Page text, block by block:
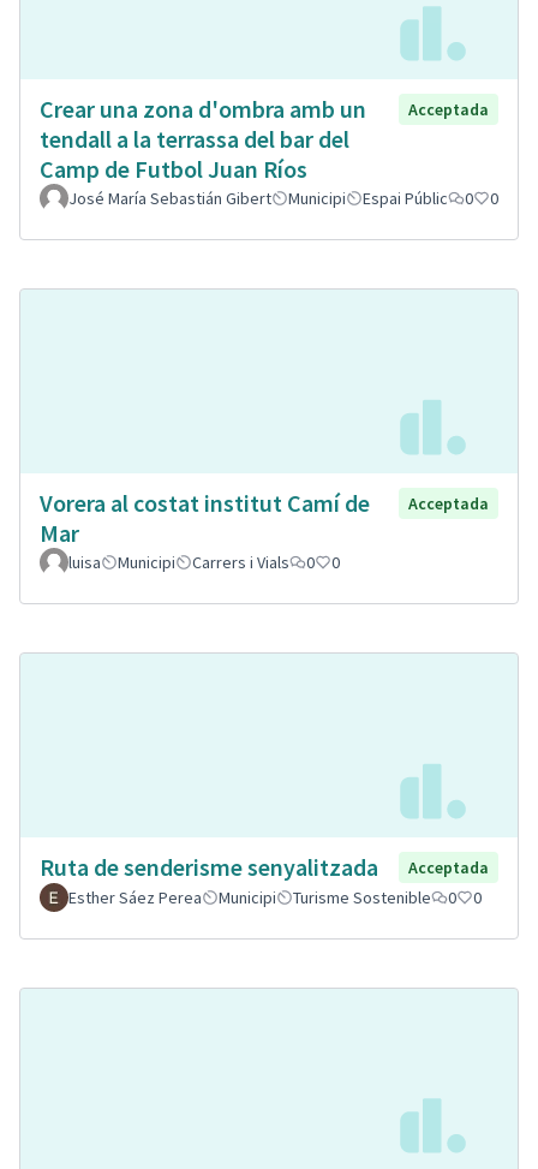
Crear una zona d'ombra amb un
tendall a la terrassa del bar del
Camp de Futbol Juan Ríos
Acceptada
José María Sebastián Gibert Municipi Espai Públic 0 0
Vorera al costat institut Camí de
Mar
Acceptada
luisa Municipi Carrers i Vials 0 0
Ruta de senderisme senyalitzada
Acceptada
Esther Sáez Perea
Municipi Turisme Sostenible 0 0